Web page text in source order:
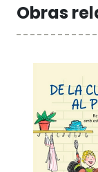
Obras